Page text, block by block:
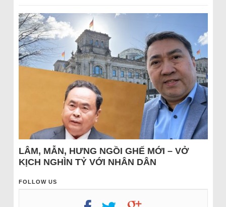
LÂM, MẪN, HƯNG NGỒI GHẾ MỚI – VỞ
KỊCH NGHÌN TỶ VỚI NHÂN DÂN
FOLLOW US